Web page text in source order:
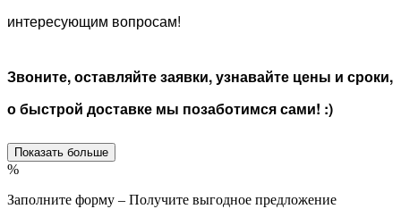
интересующим вопросам!
Звоните, оставляйте заявки, узнавайте цены и сроки,
о быстрой доставке мы позаботимся сами! :)
Показать больше
%
Заполните форму – Получите выгодное предложение